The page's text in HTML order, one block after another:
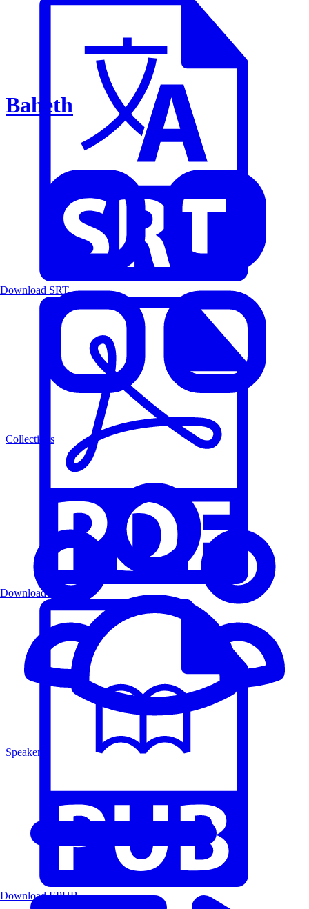
Baheth
Collections
Speakers
Download SRT
Download PDF
Download EPUB